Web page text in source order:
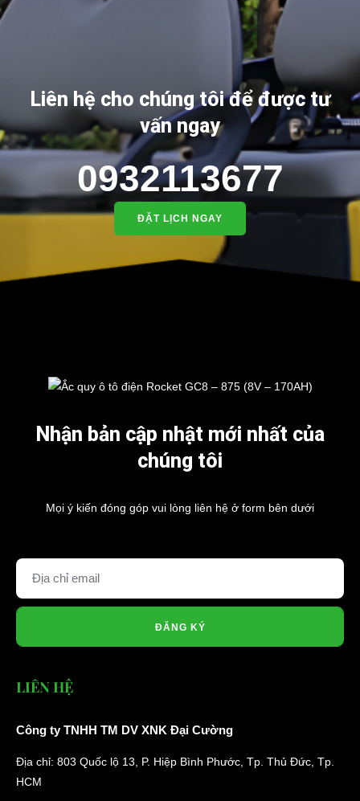
Liên hệ cho chúng tôi để được tư
vấn ngay
0932113677
ĐẶT LỊCH NGAY
Nhận bản cập nhật mới nhất của
chúng tôi
Mọi ý kiến đóng góp vui lòng liên hệ ở form bên dưới
ĐĂNG KÝ
LIÊN HỆ
Công ty TNHH TM DV XNK Đại Cường
Địa chỉ: 803 Quốc lộ 13, P. Hiệp Bình Phước, Tp. Thủ Đức, Tp.
HCM